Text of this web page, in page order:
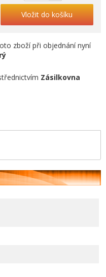
Vložit do košíku
zboží při objednání nyní
Zásilkovna